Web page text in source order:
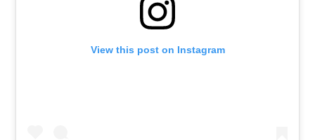
View this post on Instagram